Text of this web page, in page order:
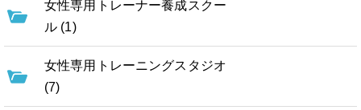
女性専用トレーナー養成スクー
ル (1)
女性専用トレーニングスタジオ
(7)